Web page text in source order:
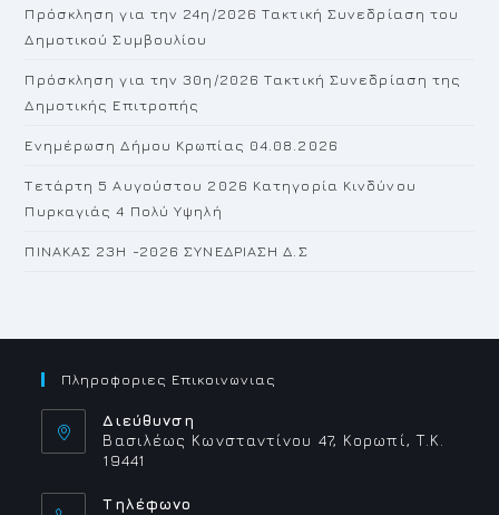
Πρόσκληση για την 24η/2026 Τακτική Συνεδρίαση του
Δημοτικού Συμβουλίου
Πρόσκληση για την 30η/2026 Τακτική Συνεδρίαση της
Δημοτικής Επιτροπής
Ενημέρωση Δήμου Κρωπίας 04.08.2026
Τετάρτη 5 Αυγούστου 2026 Κατηγορία Κινδύνου
Πυρκαγιάς 4 Πολύ Υψηλή
ΠΙΝΑΚΑΣ 23H -2026 ΣΥΝΕΔΡΙΑΣΗ Δ.Σ
Πληροφοριες Επικοινωνιας
Διεύθυνση
Βασιλέως Κωνσταντίνου 47, Κορωπί, Τ.Κ.
19441
Τηλέφωνο